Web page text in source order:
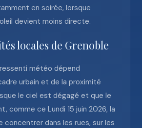
en soirée, lorsque
devient moins directe.
locales de Grenoble
météo dépend
urbain et de la proximité
le ciel est dégagé et que le
comme ce Lundi 15 juin 2026, la
concentrer dans les rues, sur les